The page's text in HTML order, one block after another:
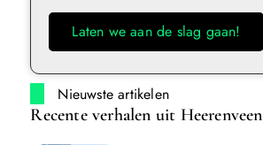
Laten we aan de slag gaan!
Nieuwste artikelen
Recente verhalen uit Heerenveen